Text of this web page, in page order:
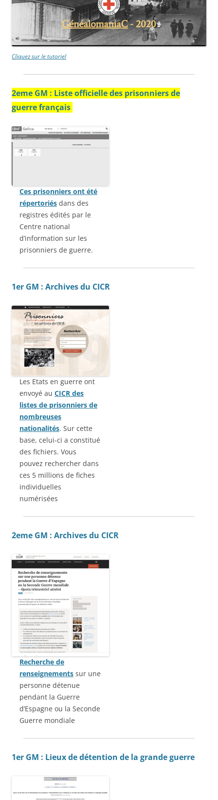
Cliquez sur le tutoriel
2eme GM : Liste officielle des prisonniers de
guerre français
Ces prisonniers ont été
répertoriés dans des
registres édités par le
Centre national
d’information sur les
prisonniers de guerre.
1er GM : Archives du CICR
Les Etats en guerre ont
envoyé au CICR des
listes de prisonniers de
nombreuses
nationalités. Sur cette
base, celui-ci a constitué
des fichiers. Vous
pouvez rechercher dans
ces 5 millions de fiches
individuelles
numérisées
2eme GM : Archives du CICR
Recherche de
renseignements sur une
personne détenue
pendant la Guerre
d’Espagne ou la Seconde
Guerre mondiale
1er GM : Lieux de détention de la grande guerre